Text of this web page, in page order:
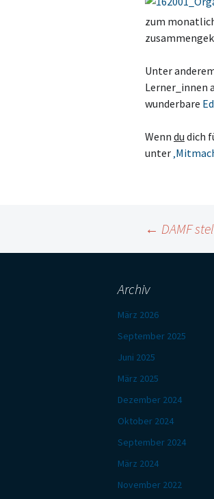
zum
Unter
Lerner_innen
wunderbare
Wenn du dich
unter
← DAMF
Archiv
März 2026
September 2025
Juni 2025
März 2025
Dezember 2024
Oktober 2024
September 2024
März 2024
November 2022